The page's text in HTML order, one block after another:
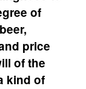
of
price
of the
kind of